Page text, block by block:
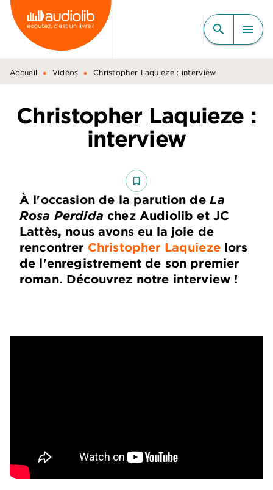
MENU RECHERCHE
CONTENU
PIED DE PAGE
search menu
Accueil • Vidéos • Christopher Laquieze : interview
Christopher Laquieze :
interview
bookmark_border
À l'occasion de la parution de La
Rosa Perdida chez Audiolib et JC
Lattès, nous avons eu la joie de
rencontrer Christopher Laquiezelors
de l'enregistrement de son premier
roman. Découvrez notre interview !